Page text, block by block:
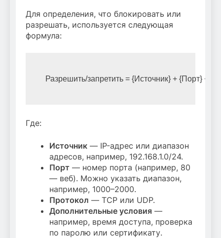
Для определения, что блокировать или
разрешать, используется следующая
формула:
Где:
Источник — IP-адрес или диапазон
адресов, например, 192.168.1.0/24.
Порт — номер порта (например, 80
— веб). Можно указать диапазон,
например, 1000–2000.
Протокол — TCP или UDP.
Дополнительные условия —
например, время доступа, проверка
по паролю или сертификату.